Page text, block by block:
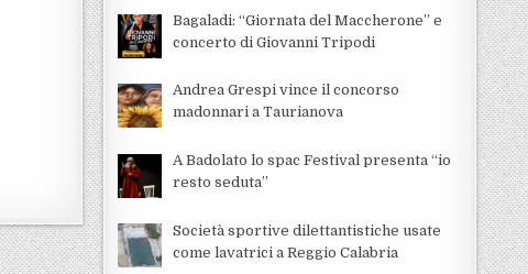
Bagaladi: “Giornata del Maccherone” e
concerto di Giovanni Tripodi
Andrea Grespi vince il concorso
madonnari a Taurianova
A Badolato lo spac Festival presenta “io
resto seduta”
Società sportive dilettantistiche usate
come lavatrici a Reggio Calabria